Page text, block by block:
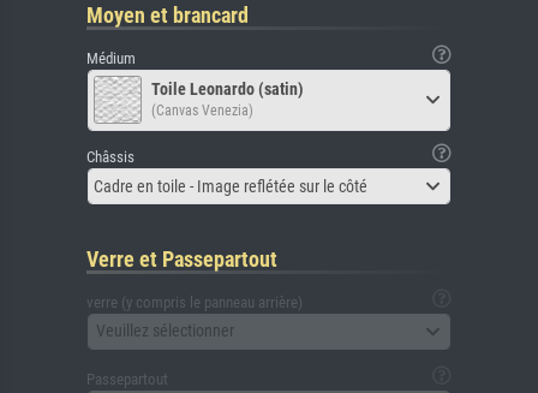
Moyen et brancard
Médium
Toile Leonardo (satin)
(Canvas Venezia)
Châssis
Cadre en toile - Image reflétée sur le côté
Verre et Passepartout
verre (y compris le panneau arrière)
Veuillez sélectionner
Passepartout